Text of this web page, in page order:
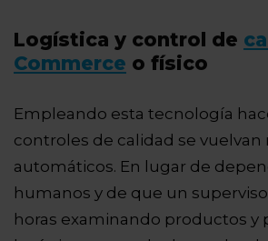
Logística y control de
Commerce o físico
Empleando esta tecnología
controles de calidad se vuelvan
automáticos. En lugar de
humanos y de que un
horas examinando productos y